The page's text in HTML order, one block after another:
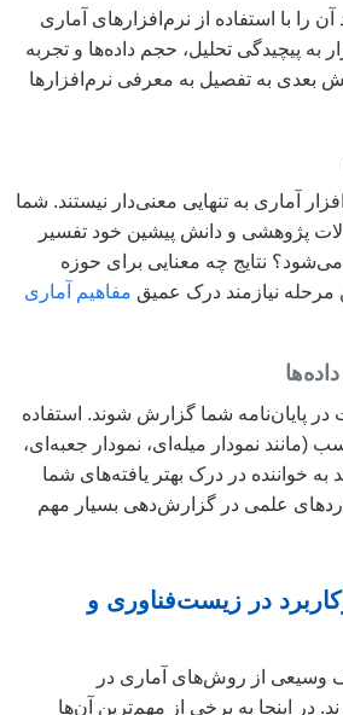
را با استفاده از نرم‌افزارهای آماری
به پیچیدگی تحلیل، حجم داده‌ها و تجربه
بعدی به تفصیل به معرفی نرم‌افزارها
آماری به تنهایی معنی‌دار نیستند. شما
پژوهشی و دانش پیشین خود تفسیر
نتایج چه معنایی برای حوزه
مرحله نیازمند درک عمیق مفاهیم آماری
در پایان‌نامه شما گزارش شوند. استفاده
(مانند نمودار میله‌ای، نمودار جعبه‌ای،
به خواننده در درک بهتر یافته‌های شما
علمی در گزارش‌دهی بسیار مهم
در زیست‌فناوری و
وسیعی از روش‌های آماری در
در اینجا به برخی از مهم‌ترین آن‌ها